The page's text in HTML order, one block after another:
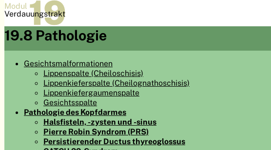
Modul 19
Verdauungstrakt
19.8 Pathologie
Gesichtsmalformationen
Lippenspalte (Cheiloschisis)
Lippenkieferspalte (Cheilognathoschisis)
Lippenkiefergaumenspalte
Gesichtsspalte
Pathologie des Kopfdarmes
Halsfisteln, -zysten und -sinus
Pierre Robin Syndrom (PRS)
Persistierender Ductus thyreoglossus